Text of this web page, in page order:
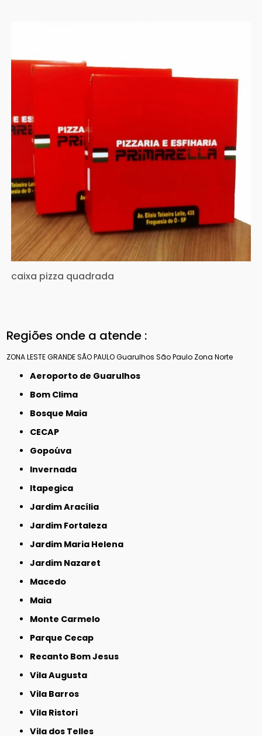
caixa pizza quadrada
Regiões onde a atende :
ZONA LESTEGRANDE SÃO PAULOGuarulhos São Paulo Zona Norte
Aeroporto de Guarulhos
Bom Clima
Bosque Maia
CECAP
Gopoúva
Invernada
Itapegica
Jardim Aracília
Jardim Fortaleza
Jardim Maria Helena
Jardim Nazaret
Macedo
Maia
Monte Carmelo
Parque Cecap
Recanto Bom Jesus
Vila Augusta
Vila Barros
Vila Ristori
Vila dos Telles